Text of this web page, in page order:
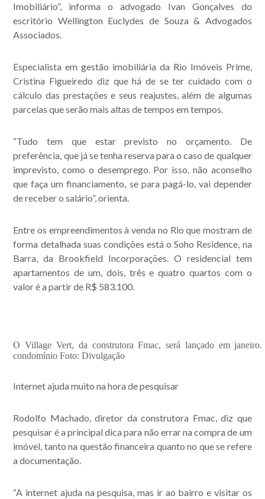
Imobiliário”, informa o advogado Ivan Gonçalves do
escritório Wellington Euclydes de Souza & Advogados
Associados.
Especialista em gestão imobiliária da Rio Imóveis Prime,
Cristina Figueiredo diz que há de se ter cuidado com o
cálculo das prestações e seus reajustes, além de algumas
parcelas que serão mais altas de tempos em tempos.
“Tudo tem que estar previsto no orçamento. De
preferência, que já se tenha reserva para o caso de qualquer
imprevisto, como o desemprego. Por isso, não aconselho
que faça um financiamento, se para pagá-lo, vai depender
de receber o salário”, orienta.
Entre os empreendimentos à venda no Rio que mostram de
forma detalhada suas condições está o Soho Residence, na
Barra, da Brookfield Incorporações. O residencial tem
apartamentos de um, dois, três e quatro quartos com o
valor é a partir de R$ 583.100.
O Village Vert, da construtora Fmac, será lançado em
condomínio Foto: Divulgação
Internet ajuda muito na hora de pesquisar
Rodolfo Machado, diretor da construtora Fmac, diz que
pesquisar é a principal dica para não errar na compra de um
imóvel, tanto na questão financeira quanto no que se refere
a documentação.
“A internet ajuda na pesquisa, mas ir ao bairro e visitar os